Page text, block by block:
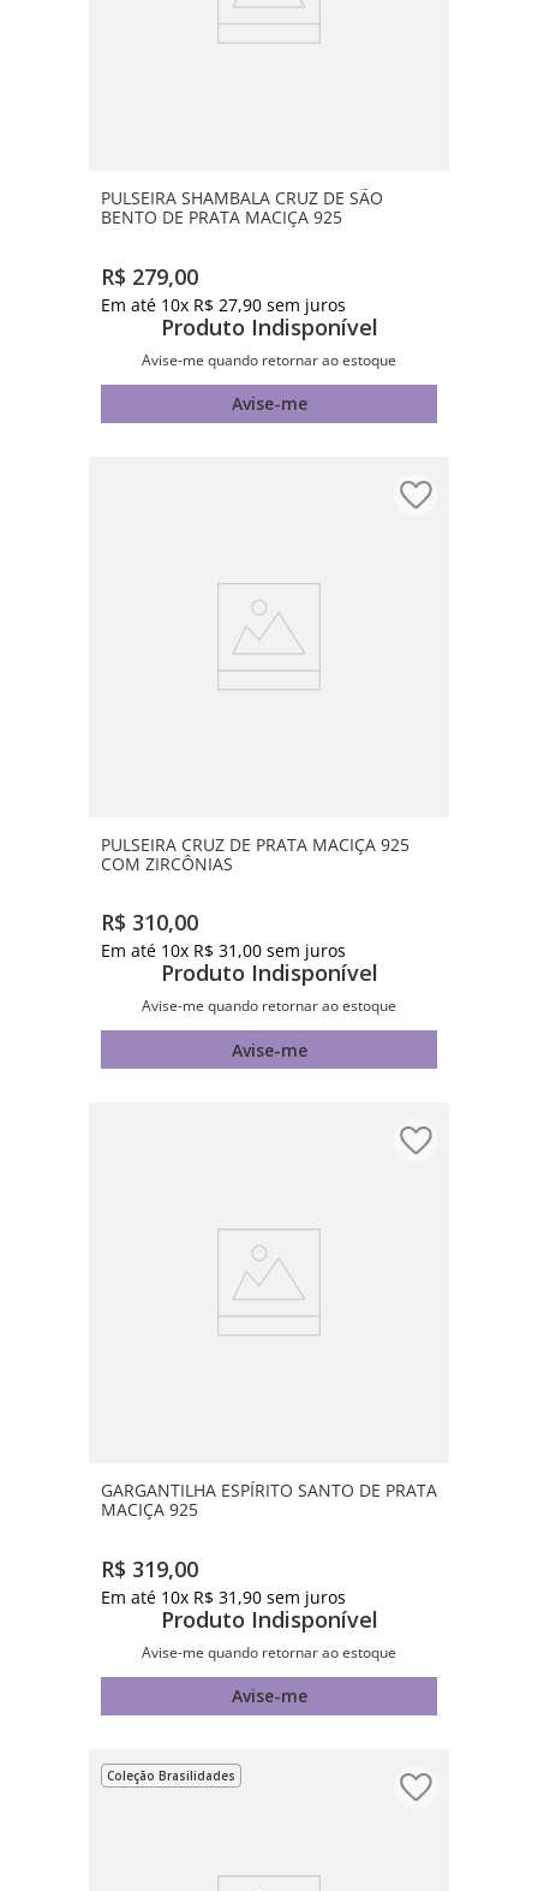
PULSEIRA SHAMBALA CRUZ DE SÃO
BENTO DE PRATA MACIÇA 925
R$ 279,00
Em até 10x R$ 27,90 sem juros
Produto Indisponível
Avise-me quando retornar ao estoque
Avise-me
PULSEIRA CRUZ DE PRATA MACIÇA 925
COM ZIRCÔNIAS
R$ 310,00
Em até 10x R$ 31 ,00 sem juros
Produto Indisponível
Avise-me quando retornar ao estoque
Avise-me
GARGANTILHA ESPÍRITO SANTO DE PRATA
MACIÇA 925
R$ 319,00
Em até 10x R$ 31 ,90 sem juros
Produto Indisponível
Avise-me quando retornar ao estoque
Avise-me
Coleção Brasilidades